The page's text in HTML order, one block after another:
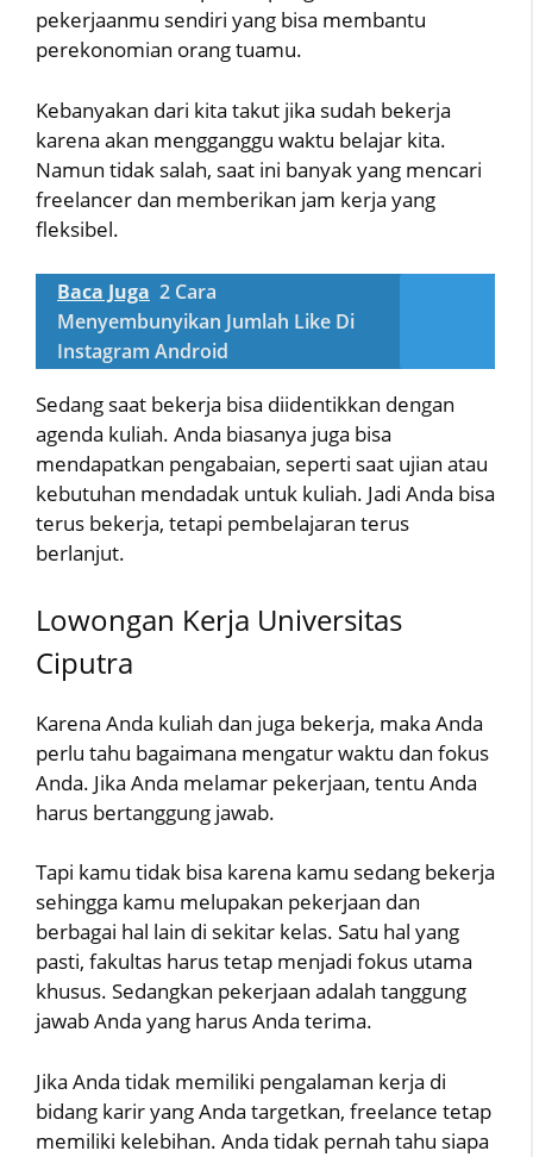
pekerjaanmu sendiri yang bisa membantu
perekonomian orang tuamu.
Kebanyakan dari kita takut jika sudah bekerja
karena akan mengganggu waktu belajar kita.
Namun tidak salah, saat ini banyak yang mencari
freelancer dan memberikan jam kerja yang
fleksibel.
Baca Juga 2 Cara
Menyembunyikan Jumlah Like Di
Instagram Android
Sedang saat bekerja bisa diidentikkan dengan
agenda kuliah. Anda biasanya juga bisa
mendapatkan pengabaian, seperti saat ujian atau
kebutuhan mendadak untuk kuliah. Jadi Anda bisa
terus bekerja, tetapi pembelajaran terus
berlanjut.
Lowongan Kerja Universitas
Ciputra
Karena Anda kuliah dan juga bekerja, maka Anda
perlu tahu bagaimana mengatur waktu dan fokus
Anda. Jika Anda melamar pekerjaan, tentu Anda
harus bertanggung jawab.
Tapi kamu tidak bisa karena kamu sedang bekerja
sehingga kamu melupakan pekerjaan dan
berbagai hal lain di sekitar kelas. Satu hal yang
pasti, fakultas harus tetap menjadi fokus utama
khusus. Sedangkan pekerjaan adalah tanggung
jawab Anda yang harus Anda terima.
Jika Anda tidak memiliki pengalaman kerja di
bidang karir yang Anda targetkan, freelance tetap
memiliki kelebihan. Anda tidak pernah tahu siapa